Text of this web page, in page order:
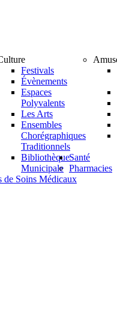
Festivals
Évènements
Espaces
Polyvalents
Les Arts
Ensembles
Chorégraphiques
Traditionnels
Bibliothèque
Municipale
Santé
Pharmacies
de Soins Médicaux